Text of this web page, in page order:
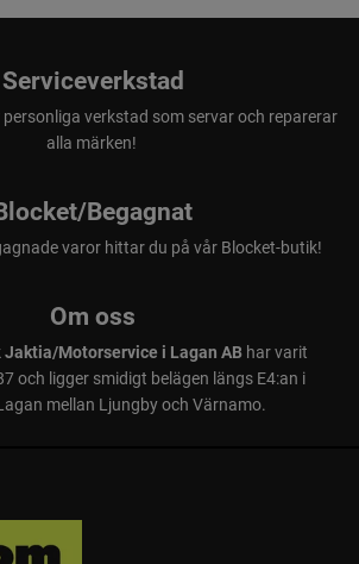
Serviceverkstad
verkstad som servar och reparerar
alla märken!
Begagnat
varor hittar du på vår Blocket-butik!
Om oss
Jaktia/Motorservice i Lagan ABhar varit
och ligger smidigt belägen längs E4:an i
mellan Ljungby och Värnamo.